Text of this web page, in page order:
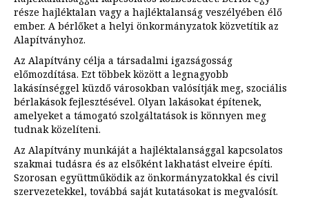
része hajléktalan vagy a hajléktalanság veszélyében élő
ember. A bérlőket a helyi önkormányzatok közvetítik az
Alapítványhoz.
Az Alapítvány célja a társadalmi igazságosság
előmozdítása. Ezt többek között a legnagyobb
lakásínséggel küzdő városokban valósítják meg, szociális
bérlakások fejlesztésével. Olyan lakásokat építenek,
amelyeket a támogató szolgáltatások is könnyen meg
tudnak közelíteni.
Az Alapítvány munkáját a hajléktalansággal kapcsolatos
szakmai tudásra és az elsőként lakhatást elveire építi.
Szorosan együttműködik az önkormányzatokkal és civil
szervezetekkel, továbbá saját kutatásokat is megvalósít.